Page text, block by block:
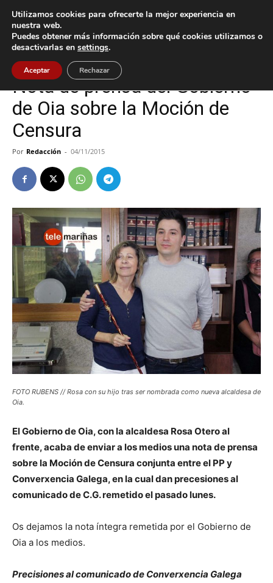
Inicio Oia
Oia
Nota de prensa del Gobierno
de Oia sobre la Moción de
Censura
Por Redacción - 04/11/2015
FOTO RUBENS // Rosa con su hijo tras ser nombrada como nueva alcaldesa de
Oia.
El Gobierno de Oia, con la alcaldesa Rosa Otero al
frente, acaba de enviar a los medios una nota de prensa
sobre la Moción de Censura conjunta entre el PP y
Converxencia Galega, en la cual dan precesiones al
comunicado de C.G. remetido el pasado lunes.
Os dejamos la nota íntegra remetida por el Gobierno de
Oia a los medios.
Precisiones al comunicado de Converxencia Galega
Utilizamos cookies para ofrecerte la mejor experiencia en
nuestra web.
Puedes obtener más información sobre qué cookies utilizamos o
desactivarlas en settings.
Aceptar Rechazar